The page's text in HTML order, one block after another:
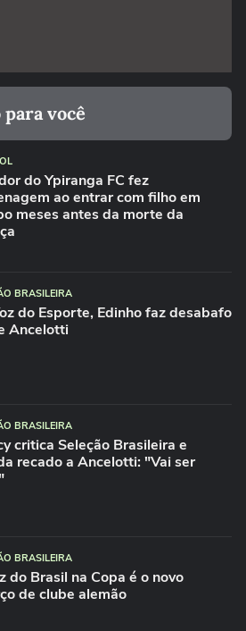
você
do Ypiranga FC fez
ao entrar com filho em
meses antes da morte da
BRASILEIRA
do Esporte, Edinho faz desabafo
Ancelotti
BRASILEIRA
critica Seleção Brasileira e
recado a Ancelotti: "Vai ser
BRASILEIRA
do Brasil na Copa é o novo
de clube alemão